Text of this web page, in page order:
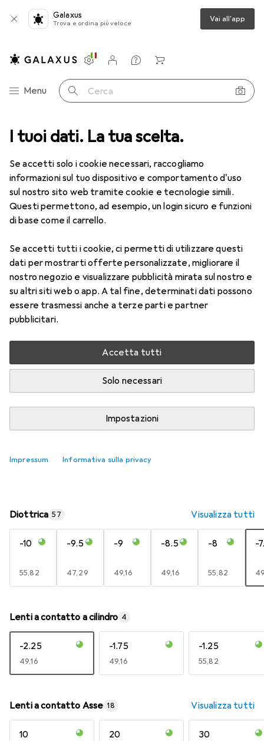
I tuoi dati. La tua scelta.
Se accetti solo i cookie necessari, raccogliamo
informazioni sul tuo dispositivo e comportamento d'uso
sul nostro sito web tramite cookie e tecnologie simili.
Questi permettono, ad esempio, un login sicuro e funzioni
di base come il carrello.
Se accetti tutti i cookie, ci permetti di utilizzare questi
dati per mostrarti offerte personalizzate, migliorare il
nostro negozio e visualizzare pubblicità mirata sul nostro e
su altri siti web o app. A tal fine, determinati dati possono
essere trasmessi anche a terze parti e partner
pubblicitari.
Accetta tutti
Solo necessari
Impostazioni
Impressum Informativa sulla privacy
Galaxus
Trova e ordina più veloce Vai all'app
Categoria Navigazione
Menu Cerca
Impostazioni
Conto cliente
Liste di confronto
Liste dei desideri
Carrello
Lenti a contatto Air Optix HydraGlyde per l'astigmatismo 6
1 Immagine
Air Optix HydraGlyde per
-7.5, Obiettivo mensile, 6 pz., Torico
Prezzo in EUR IVA incl.
EUR
49,16 EUR
8,20/1pz.
Consegna tra lun, 17/8 e mer, 19/8
Più di 10 pezzi in stock presso il fornitore
Aggiungi al carrello
Diottrica 57 Visualizza tutti
-10
EUR
55,82
-9.5
EUR
47,29
-9
EUR
49,16
-8.5
EUR
49,16
-8
EUR
55,82
-
Lenti a contatto a cilindro 4
-2.25
EUR
49,16
-1.75
EUR
49,16
-1.25
EUR
55,82
Lenti a contatto Asse 18 Visualizza tutti
10 20 30